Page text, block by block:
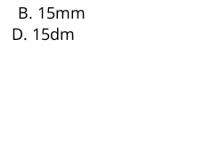
15mm